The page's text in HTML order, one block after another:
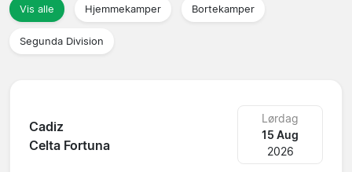
Vis alle Hjemmekamper Bortekamper
Segunda Division
Cadiz
Celta Fortuna
Lørdag
15 Aug
2026